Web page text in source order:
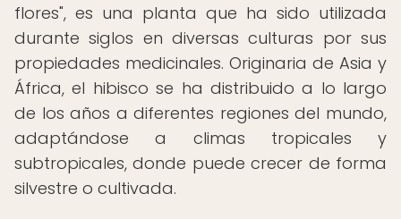
flores", es una planta que ha sido utilizada
durante siglos en diversas culturas por sus
propiedades medicinales. Originaria de Asia y
África, el hibisco se ha distribuido a lo largo
de los años a diferentes regiones del mundo,
adaptándose a climas tropicales y
subtropicales, donde puede crecer de forma
silvestre o cultivada.